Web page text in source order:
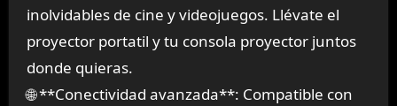
inolvidables de cine y videojuegos. Llévate el
proyector portatil y tu consola proyector juntos
donde quieras.
🌐 **Conectividad avanzada**: Compatible con